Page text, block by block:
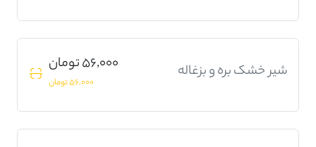
شیر خشک بره و بزغاله 56,000 تومان
56,000 تومان